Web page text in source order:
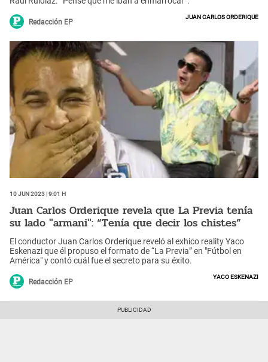
Redacción EP
Juan Carlos Orderique
10 Jun 2023 | 9:01 h
Juan Carlos Orderique revela que La Previa tenía
su lado "armani": “Tenía que decir los chistes”
El conductor Juan Carlos Orderique reveló al exhico reality Yaco
Eskenazi que él propuso el formato de “La Previa” en "Fútbol en
América" y contó cuál fue el secreto para su éxito.
Redacción EP
Yaco Eskenazi